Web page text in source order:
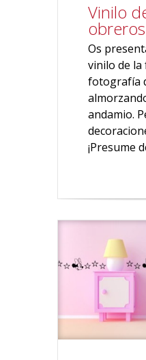
Vinilo
Os
vinilo de la
fotografía
andamio.
¡Presume